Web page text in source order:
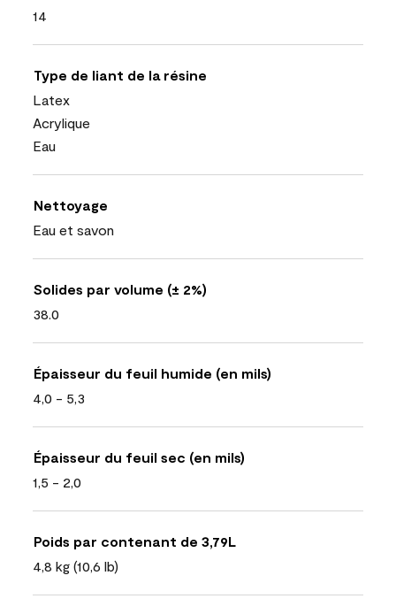
14
Type de liant de la résine
Latex
Acrylique
Eau
Nettoyage
Eau et savon
Solides par volume (± 2%)
38.0
Épaisseur du feuil humide (en mils)
4,0 - 5,3
Épaisseur du feuil sec (en mils)
1,5 - 2,0
Poids par contenant de 3,79L
4,8 kg (10,6 lb)